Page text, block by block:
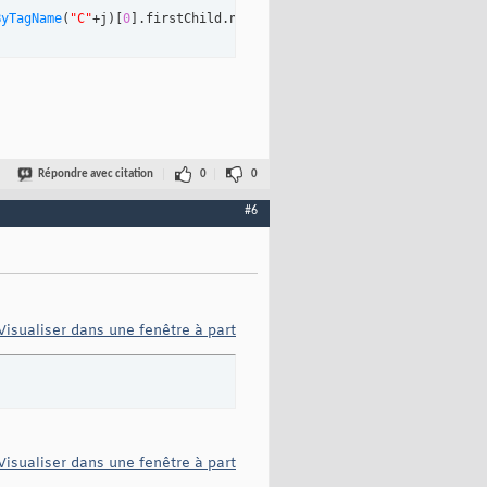
( "C"+j ) 0 .firstChild.nodeValue+
Répondre avec citation 0 0
#6
dans une fenêtre à part
dans une fenêtre à part